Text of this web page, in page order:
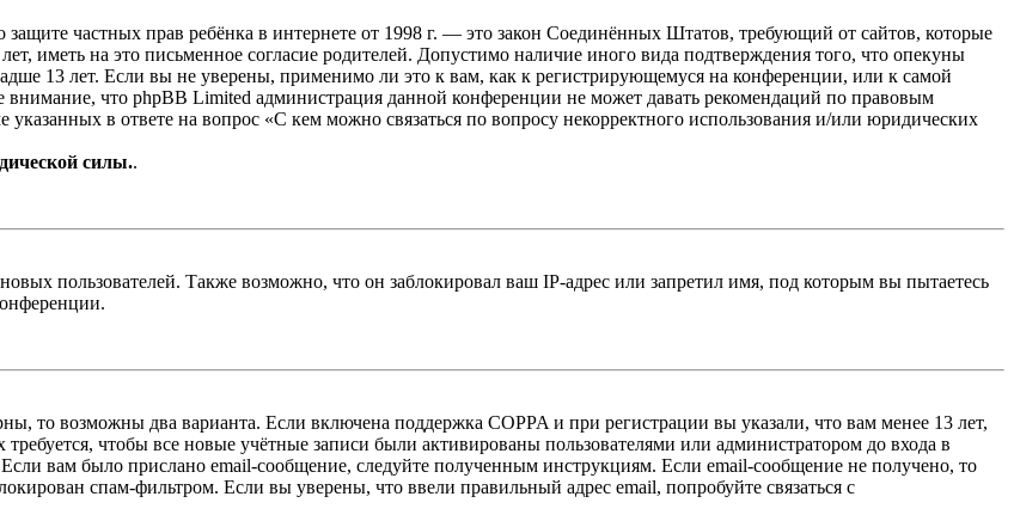
частных прав ребёнка в интернете от 1998 г. — это закон Соединённых Штатов, требующий от сайтов, которые
иметь на это письменное согласие родителей. Допустимо наличие иного вида подтверждения того, что опекуны
13 лет. Если вы не уверены, применимо ли это к вам, как к регистрирующемуся на конференции, или к самой
внимание, что phpBB Limited администрация данной конференции не может давать рекомендаций по правовым
в ответе на вопрос «С кем можно связаться по вопросу некорректного использования и/или юридических
силы..
пользователей. Также возможно, что он заблокировал ваш IP-адрес или запретил имя, под которым вы пытаетесь
то возможны два варианта. Если включена поддержка COPPA и при регистрации вы указали, что вам менее 13 лет,
чтобы все новые учётные записи были активированы пользователями или администратором до входа в
вам было прислано email-сообщение, следуйте полученным инструкциям. Если email-сообщение не получено, то
спам-фильтром. Если вы уверены, что ввели правильный адрес email, попробуйте связаться с